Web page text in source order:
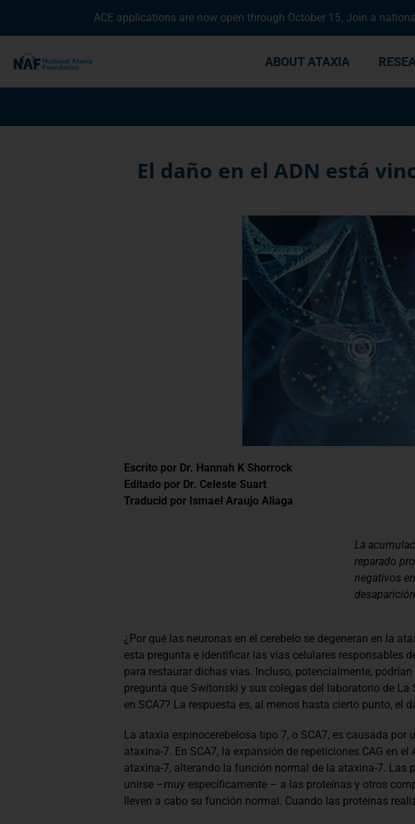
ACE applications are now open through October 15. Join a
ABOUT ATAXIA
El daño en el ADN está
Escrito por Dr. Hannah K Shorrock
Editado por Dr. Celeste Suart
Traducid por Ismael Araujo Aliaga
La
reparado
negativos
¿Por qué las neuronas en el cerebelo se degeneran en la
esta pregunta e identificar las vías celulares responsables
para restaurar dichas vías. Incluso, potencialmente,
pregunta que Switonski y sus colegas del laboratorio de
en SCA7? La respuesta es, al menos hasta cierto punto, el
La ataxia espinocerebelosa tipo 7, o SCA7, es causada por
ataxina-7. En SCA7, la expansión de repeticiones CAG en el
ataxina-7, alterando la función normal de la ataxina-7. Las
unirse –muy específicamente – a las proteínas y otros
lleven a cabo su función normal. Cuando las proteínas